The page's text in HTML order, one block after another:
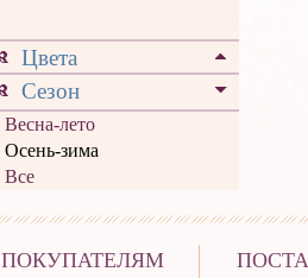
Цвета
Сезон
Весна-лето
Осень-зима
Все
ПОКУПАТЕЛЯМ